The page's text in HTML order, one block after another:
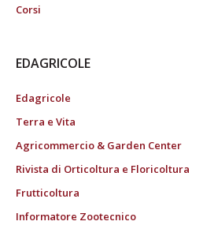
Corsi
EDAGRICOLE
Edagricole
Terra e Vita
Agricommercio & Garden Center
Rivista di Orticoltura e Floricoltura
Frutticoltura
Informatore Zootecnico